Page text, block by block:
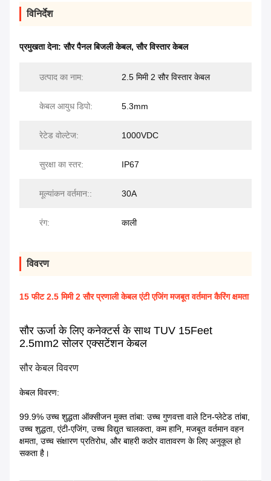
विनिर्देश
प्रमुखता देना:सौर पैनल बिजली केबल,सौर विस्तार केबल
उत्पाद का नाम: 2.5 मिमी 2 सौर विस्तार केबल
केबल आयुध डिपो: 5.3mm
रेटेड वोल्टेज: 1000VDC
सुरक्षा का स्तर: IP67
मूल्यांकन वर्तमान:: 30A
रंग: काली
विवरण
15 फीट 2.5 मिमी 2 सौर प्रणाली केबल एंटी एजिंग मजबूत वर्तमान कैरिंग क्षमता
सौर ऊर्जा के लिए कनेक्टर्स के साथ TUV 15Feet
2.5mm2 सोलर एक्सटेंशन केबल
सौर केबल विवरण
केबल विवरण:
99.9% उच्च शुद्धता ऑक्सीजन मुक्त तांबा: उच्च गुणवत्ता वाले टिन-प्लेटेड तांबा,
उच्च शुद्धता, एंटी-एजिंग, उच्च विद्युत चालकता, कम हानि, मजबूत वर्तमान वहन
क्षमता, उच्च संक्षारण प्रतिरोध, और बाहरी कठोर वातावरण के लिए अनुकूल हो
सकता है।